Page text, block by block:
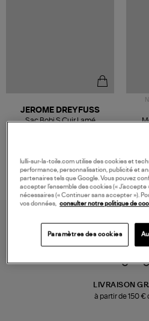
JEROME DREYFUSS
Sac Bobi S Cuir Lamé
LIVRAISON
à partir de 150 €
lulli-sur-la-toile.com utilise des cookies et
performance, personnalisation, publicité et
partenaires tels que Google. Vous pouvez
accepter l’ensemble des cookies («
nécessaires (« Continuer sans accepter »).
vos données, consulter notre politique de
Paramètres des cookies